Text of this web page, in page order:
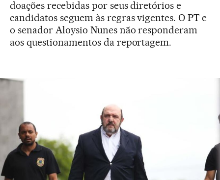
doações recebidas por seus diretórios e
candidatos seguem às regras vigentes. O PT e
o senador Aloysio Nunes não responderam
aos questionamentos da reportagem.